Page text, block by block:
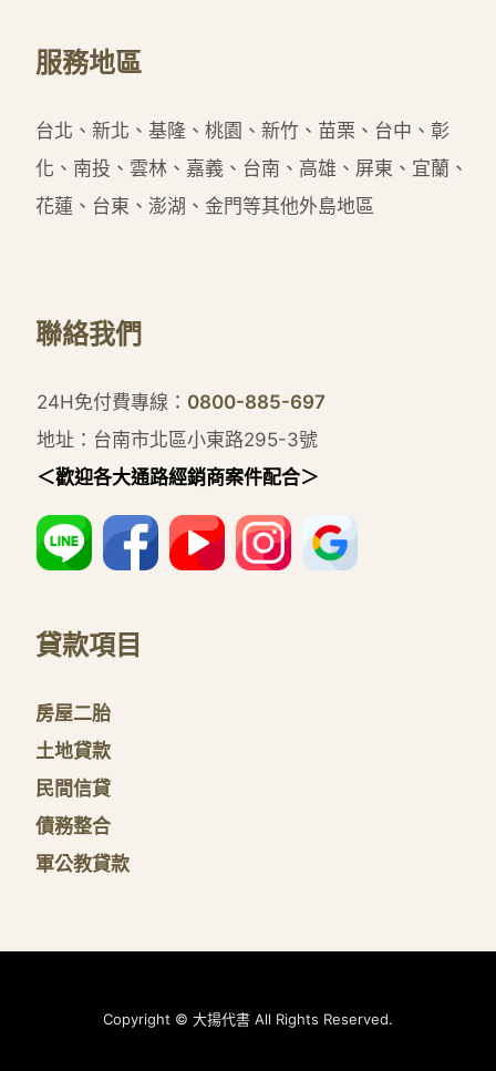
服務地區
台北、新北、基隆、桃園、新竹、苗栗、台中、彰
化、南投、雲林、嘉義、台南、高雄、屏東、宜蘭、
花蓮、台東、澎湖、金門等其他外島地區
聯絡我們
24H免付費專線： 0800-885-697
地址：台南市北區小東路295-3號
＜歡迎各大通路經銷商案件配合＞
貸款項目
房屋二胎
土地貸款
民間信貸
債務整合
軍公教貸款
Copyright © 大揚代書 All Rights Reserved.